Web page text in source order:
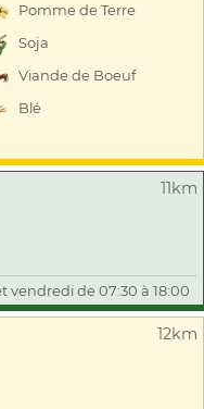
Pomme de Terre
Soja
Viande de Boeuf
Blé
11km
vendredi de 07:30 à 18:00
12km